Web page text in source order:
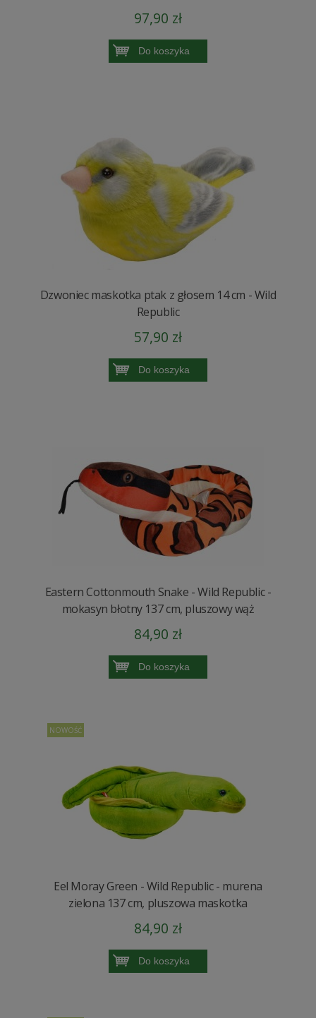
97,90 zł
Do koszyka
Dzwoniec maskotka ptak z głosem 14 cm - Wild
Republic
57,90 zł
Do koszyka
Eastern Cottonmouth Snake - Wild Republic -
mokasyn błotny 137 cm, pluszowy wąż
84,90 zł
Do koszyka
Eel Moray Green - Wild Republic - murena
zielona 137 cm, pluszowa maskotka
84,90 zł
Do koszyka
NOWOŚĆ